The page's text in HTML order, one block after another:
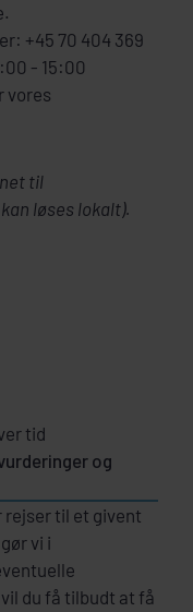
+45 70 404 369
- 15:00
vores
til
løses lokalt).
tid
og
til et givent
vi i
du få tilbudt at få